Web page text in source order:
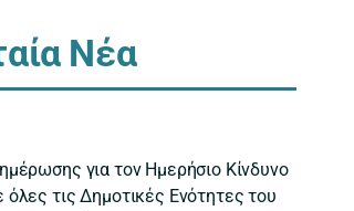
Νέα
για τον Ημερήσιο Κίνδυνο
όλες τις Δημοτικές Ενότητες του